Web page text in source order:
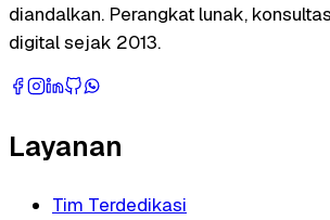
diandalkan. Perangkat lunak,
digital sejak 2013.
Layanan
Tim Terdedikasi